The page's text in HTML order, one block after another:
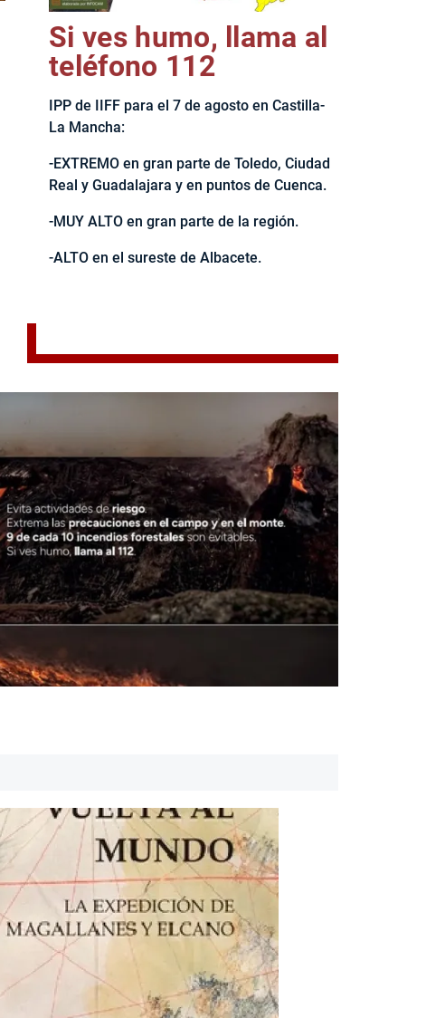
Si ves humo, llama al
teléfono 112
IPP de IIFF para el 7 de agosto en Castilla-
La Mancha:
-EXTREMO en gran parte de Toledo, Ciudad
Real y Guadalajara y en puntos de Cuenca.
-MUY ALTO en gran parte de la región.
-ALTO en el sureste de Albacete.